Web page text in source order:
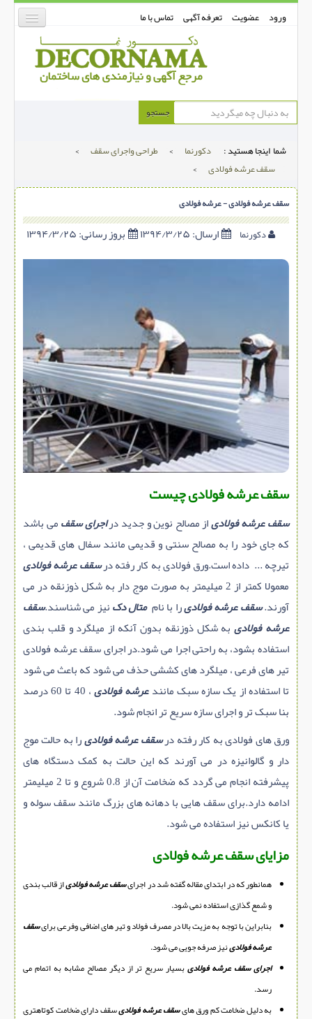
ورود عضویت تعرفه آگهی تماس با ما
دکورنما
دیوارپوش
دکوراسیون داخلی
درب و پنجره
بتن-بتون
شهری ترافیکی
سنگ ساختمانی
عایق ساختمان
سرویس بهداشتی
پله,نرده,حفاظ
برقی,روشنایی,ایمنی
تاسیسات ساختمان
ابزار آلات ساختمانی
تعمیر و نگهداری ساختمان
محوطه سازی و نما
ماشین آلات ساختمانی
ژئوتکنیک
متفرقه
جستجو
شما اینجا هستید : دکورنما > طراحی واجرای سقف
>
سقف عرشه فولادی
>
سقف عرشه فولادی - عرشه فولادی
دکورنما ارسال:۱۳۹۴/۳/۲۵ بروز رسانی:
سقف عرشه فولادی چیست
سقف عرشه فولادیاز مصالح نوین و جدید دراجرای سقفمی باشد
که جای خود را به مصالح سنتی و قدیمی مانند سفال های قدیمی ،
تیرچه ... داده است.ورق فولادی به کار رفته درسقف عرشه فولادی
معمولا کمتر از 2 میلیمتر به صورت موج دار به شکل ذوزنقه در می
آورند.سقف عرشه فولادیرا با نام متال دکنیز می شناسند.سقف
عرشه فولادیبه شکل ذوزنقه بدون آنکه از میلگرد و قلب بندی
استفاده بشود، به راحتی اجرا می شود.در اجرای سقف عرشه فولادی
تیر های فرعی ، میلگرد های کششی حذف می شود که باعث می شود
تا استفاده از یک سازه سبک مانندعرشه فولادی
، 40 تا 60 درصد
بنا سبک تر و اجرای سازه سریع تر انجام شود.
ورق های فولادی به کار رفته درسقف عرشه فولادیرا به حالت موج
دار و گالوانیزه در می آورند که این حالت به کمک دستگاه های
پیشرفته انجام می گردد که ضخامت آن از 0.8 شروع و تا 2 میلیمتر
ادامه دارد.برای سقف هایی با دهانه های بزرگ مانند سقف سوله و
یا کانکس نیز استفاده می شود.
مزایای سقف عرشه فولادی
همانطور که در ابتدای مقاله گفته شد در اجرایسقف عرشه فولادیاز قالب بندی
و شمع گذازی استفاده نمی شود.
بنابراین با توجه به مزیت بالا در مصرف فولاد و تیر های اضافی وفرعی برایسقف
عرشه فولادینیز صرفه جویی می شود.
اجرای سقف عرشه فولادیبسیار سریع تر از دیگر مصالح مشابه به اتمام می
رسد.
به دلیل ضخامت کم ورق هایسقف عرشه فولادیسقف دارای ضخامت کوتاهتری